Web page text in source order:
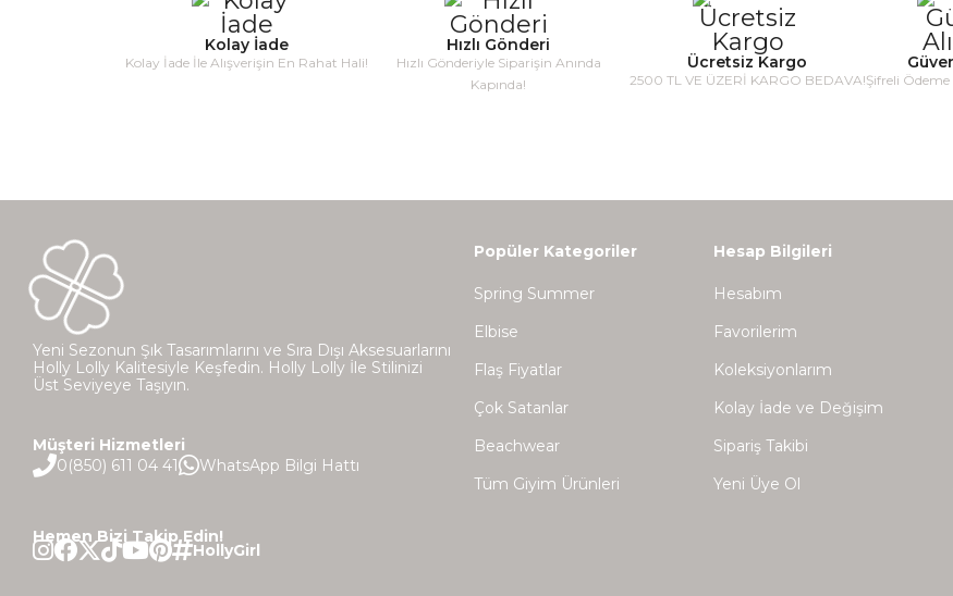
Kolay İade
Kolay İade İle Alışverişin En Rahat Hali!
Hızlı Gönderi
Hızlı Gönderiyle Siparişin Anında
Kapında!
Ücretsiz Kargo
2500 TL VE ÜZERİ KARGO BEDAVA!Şifreli Ödeme
Yeni Sezonun Şık Tasarımlarını ve Sıra Dışı Aksesuarlarını
Holly Lolly Kalitesiyle Keşfedin. Holly Lolly İle Stilinizi
Üst Seviyeye Taşıyın.
Müşteri Hizmetleri
0(850) 611 04 41
WhatsApp Bilgi Hattı
Hemen Bizi Takip Edin!
Popüler Kategoriler
Spring Summer
Elbise
Flaş Fiyatlar
Çok Satanlar
Beachwear
Tüm Giyim Ürünleri
Hesap Bilgileri
Hesabım
Favorilerim
Koleksiyonlarım
Kolay İade ve Değişim
Sipariş Takibi
Yeni Üye Ol